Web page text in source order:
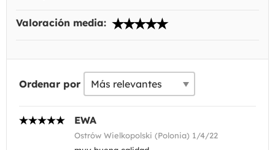
Valoración media:
Ordenar por
EWA
Ostrów Wielkopolski (Polonia) 1/4/22